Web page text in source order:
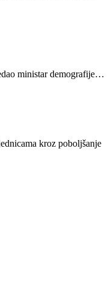
ministar demografije…
kroz poboljšanje